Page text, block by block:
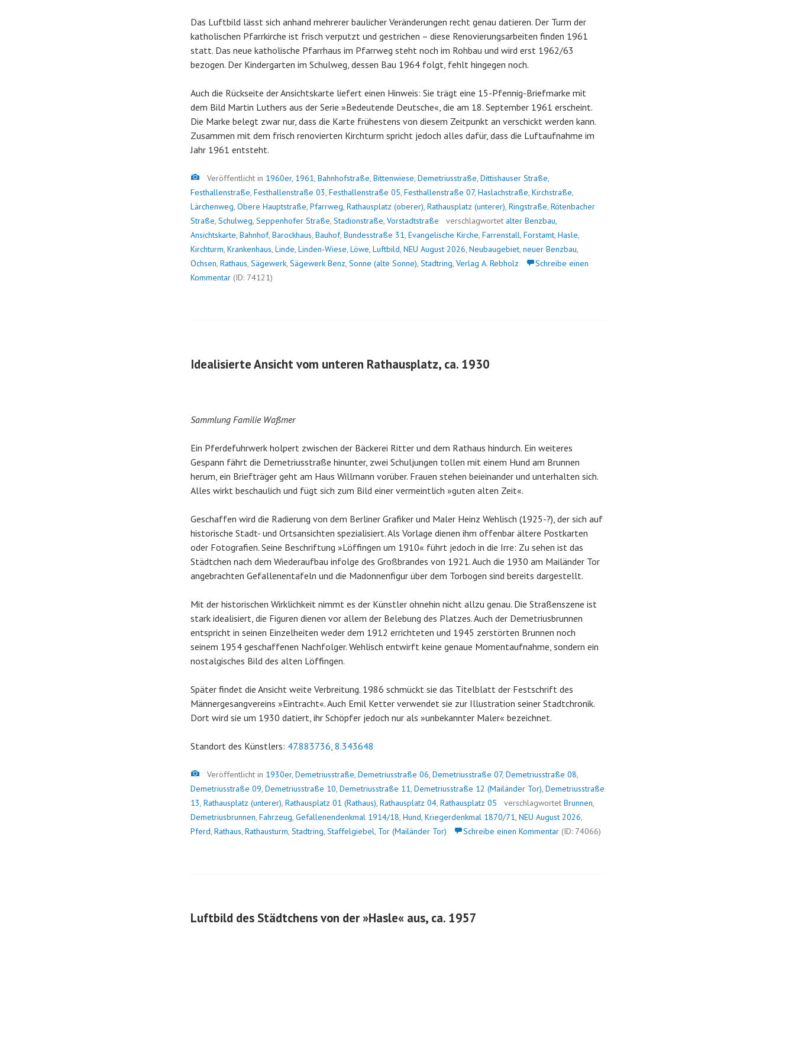
Das Luftbild lässt sich anhand mehrerer baulicher Veränderungen recht genau datieren. Der Turm der
katholischen Pfarrkirche ist frisch verputzt und gestrichen – diese Renovierungsarbeiten finden 1961
statt. Das neue katholische Pfarrhaus im Pfarrweg steht noch im Rohbau und wird erst 1962/63
bezogen. Der Kindergarten im Schulweg, dessen Bau 1964 folgt, fehlt hingegen noch.
Auch die Rückseite der Ansichtskarte liefert einen Hinweis: Sie trägt eine 15-Pfennig-Briefmarke mit
dem Bild Martin Luthers aus der Serie »Bedeutende Deutsche«, die am 18. September 1961 erscheint.
Die Marke belegt zwar nur, dass die Karte frühestens von diesem Zeitpunkt an verschickt werden kann.
Zusammen mit dem frisch renovierten Kirchturm spricht jedoch alles dafür, dass die Luftaufnahme im
Jahr 1961 entsteht.
Bild
Veröffentlicht in 1960er, 1961, Bahnhofstraße, Bittenwiese, Demetriusstraße, Dittishauser Straße,
Festhallenstraße, Festhallenstraße 03, Festhallenstraße 05, Festhallenstraße 07, Haslachstraße, Kirchstraße,
Lärchenweg, Obere Hauptstraße, Pfarrweg, Rathausplatz (oberer), Rathausplatz (unterer), Ringstraße, Rötenbacher
Straße, Schulweg, Seppenhofer Straße, Stadionstraße, Vorstadtstraße verschlagwortet alter Benzbau,
Ansichtskarte, Bahnhof, Barockhaus, Bauhof, Bundesstraße 31, Evangelische Kirche, Farrenstall, Forstamt, Hasle,
Kirchturm, Krankenhaus, Linde, Linden-Wiese, Löwe, Luftbild, NEU August 2026, Neubaugebiet, neuer Benzbau,
Ochsen, Rathaus, Sägewerk, Sägewerk Benz, Sonne (alte Sonne), Stadtring, Verlag A. Rebholz
Schreibe einen
Kommentar (ID: 74121)
Idealisierte Ansicht vom unteren Rathausplatz, ca. 1930
Sammlung Familie Waßmer
Ein Pferdefuhrwerk holpert zwischen der Bäckerei Ritter und dem Rathaus hindurch. Ein weiteres
Gespann fährt die Demetriusstraße hinunter, zwei Schuljungen tollen mit einem Hund am Brunnen
herum, ein Briefträger geht am Haus Willmann vorüber. Frauen stehen beieinander und unterhalten sich.
Alles wirkt beschaulich und fügt sich zum Bild einer vermeintlich »guten alten Zeit«.
Geschaffen wird die Radierung von dem Berliner Grafiker und Maler Heinz Wehlisch (1925-?), der sich auf
historische Stadt- und Ortsansichten spezialisiert. Als Vorlage dienen ihm offenbar ältere Postkarten
oder Fotografien. Seine Beschriftung »Löffingen um 1910« führt jedoch in die Irre: Zu sehen ist das
Städtchen nach dem Wiederaufbau infolge des Großbrandes von 1921. Auch die 1930 am Mailänder Tor
angebrachten Gefallenentafeln und die Madonnenfigur über dem Torbogen sind bereits dargestellt.
Mit der historischen Wirklichkeit nimmt es der Künstler ohnehin nicht allzu genau. Die Straßenszene ist
stark idealisiert, die Figuren dienen vor allem der Belebung des Platzes. Auch der Demetriusbrunnen
entspricht in seinen Einzelheiten weder dem 1912 errichteten und 1945 zerstörten Brunnen noch
seinem 1954 geschaffenen Nachfolger. Wehlisch entwirft keine genaue Momentaufnahme, sondern ein
nostalgisches Bild des alten Löffingen.
Später findet die Ansicht weite Verbreitung. 1986 schmückt sie das Titelblatt der Festschrift des
Männergesangvereins »Eintracht«. Auch Emil Ketter verwendet sie zur Illustration seiner Stadtchronik.
Dort wird sie um 1930 datiert, ihr Schöpfer jedoch nur als »unbekannter Maler« bezeichnet.
Standort des Künstlers: 47.883736, 8.343648
Bild
Veröffentlicht in 1930er, Demetriusstraße, Demetriusstraße 06, Demetriusstraße 07, Demetriusstraße 08,
Demetriusstraße 09, Demetriusstraße 10, Demetriusstraße 11, Demetriusstraße 12 (Mailänder Tor), Demetriusstraße
13, Rathausplatz (unterer), Rathausplatz 01 (Rathaus), Rathausplatz 04, Rathausplatz 05 verschlagwortet Brunnen,
Demetriusbrunnen, Fahrzeug, Gefallenendenkmal 1914/18, Hund, Kriegerdenkmal 1870/71, NEU August 2026,
Pferd, Rathaus, Rathausturm, Stadtring, Staffelgiebel, Tor (Mailänder Tor) Schreibe einen Kommentar (ID: 74066)
Luftbild des Städtchens von der »Hasle« aus, ca. 1957